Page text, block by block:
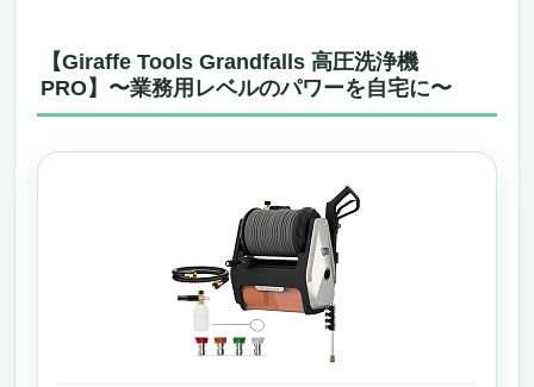
【Giraffe Tools Grandfalls 高圧洗浄機
PRO】〜業務用レベルのパワーを自宅に〜